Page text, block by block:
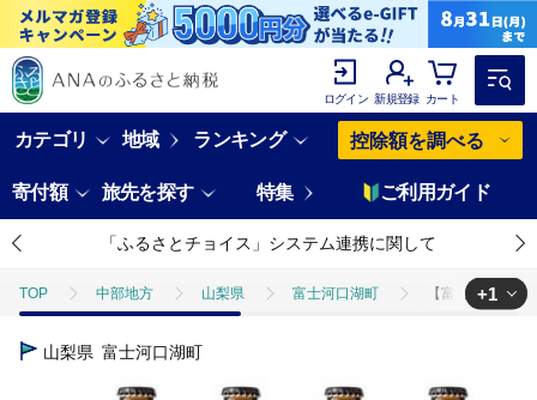
ログイン 新規登録 カート
カテゴリ 地域 ランキング 控除額を調べる
寄付額 旅先を探す 特集 ご利用ガイド
「ふるさとチョイス」システム連携に関して
TOP 中部地方 山梨県 富士河口湖町 【富士河口湖
TOP
+1
山梨県 富士河口湖町